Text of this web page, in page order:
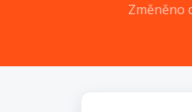
Změněno